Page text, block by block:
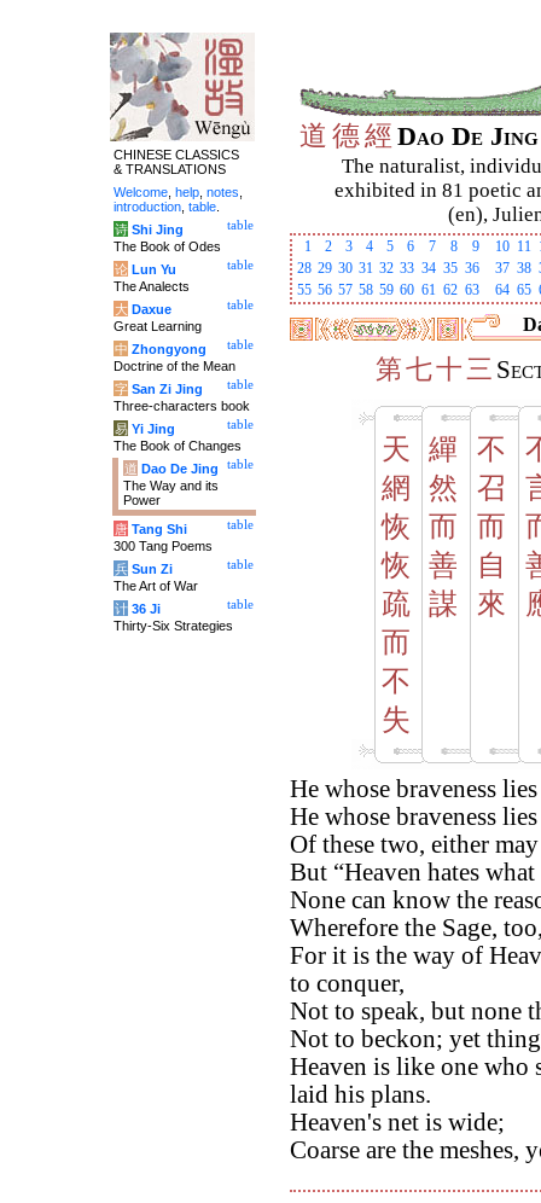
道 德經 Dao De
The naturalist,
exhibited in 81 poetic
(en),
1 2 3 4 5 6 7 8 9 10 11
28 29 30 31 32 33 34 35 36 37 38
55 56 57 58 59 60 61 62 63 64 65
第七十三
天
網
恢
恢
疏
而
不
失
繟
然
而
善
謀
不
召
而
自
來
He whose braveness
He whose braveness
Of these two, either
But “Heaven hates
None can know the
Wherefore the Sage,
For it is the way of
to conquer,
Not to speak, but none
Not to beckon; yet
Heaven is like one who
laid his plans.
Heaven's net is wide;
Coarse are the
CHINESE CLASSICS
& TRANSLATIONS
Welcome help notes
introduction table
table
诗 Shi Jing
The Book of Odes
table
论 Lun Yu
The Analects
table
大 Daxue
Great Learning
table
中 Zhongyong
Doctrine of the Mean
table
字 San Zi Jing
Three-characters book
table
易 Yi Jing
The Book of Changes
table
道 Dao De Jing
The Way and its
Power
table
唐 Tang Shi
300 Tang Poems
table
兵 Sun Zi
The Art of War
table
计 36 Ji
Thirty-Six Strategies